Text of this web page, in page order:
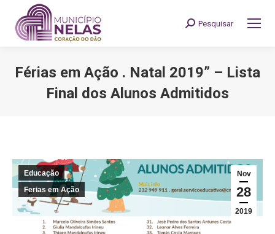
Search:
Pesquisar
Férias em Ação . Natal 2019” – Lista
Final dos Alunos Admitidos
Nov
28
2019
Educação
Ferias em Ação